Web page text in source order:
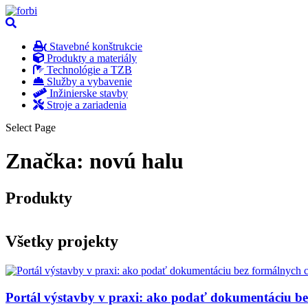
Stavebné konštrukcie
Produkty a materiály
Technológie a TZB
Služby a vybavenie
Inžinierske stavby
Stroje a zariadenia
Select Page
Značka: novú halu
Produkty
Všetky projekty
Portál výstavby v praxi: ako podať dokumentáciu